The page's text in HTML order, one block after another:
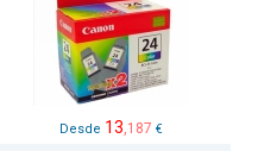
Desde 13,187 €